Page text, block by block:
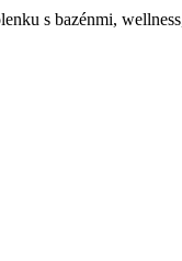
s bazénmi,